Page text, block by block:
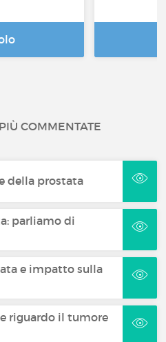
COMMENTATE
della prostata
parliamo di
e impatto sulla
riguardo il tumore